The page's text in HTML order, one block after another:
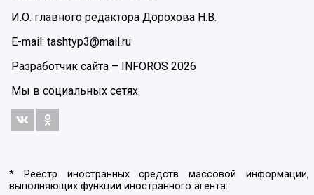
И.О. главного редактора Дорохова Н.В.
E-mail: tashtyp3@mail.ru
Разработчик сайта – INFOROS 2026
Мы в социальных сетях:
* Реестр иностранных средств массовой информации,
выполняющих функции иностранного агента: